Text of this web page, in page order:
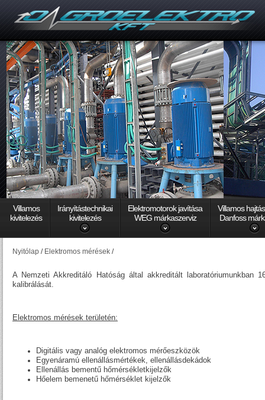
Villamos
kivitelezés
Irányítástechnikai
kivitelezés
Elektromotorok javítása
WEG márkaszerviz
Villamos
Danfoss
Nyitólap / Elektromos mérések /
A Nemzeti Akkreditáló Hatóság által akkreditált laboratóriumunkban
kalibrálását.
Elektromos mérések területén:
Digitális vagy analóg elektromos mérőeszközök
Egyenáramú ellenállásmértékek, ellenállásdekádok
Ellenállás bementű hőmérsékletkijelzők
Hőelem bemenetű hőmérséklet kijelzők